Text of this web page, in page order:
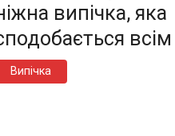
випічка, яка
всім
Випічка